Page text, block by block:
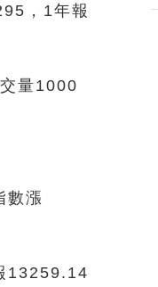
，1年報
量1000
數漲
13259.14